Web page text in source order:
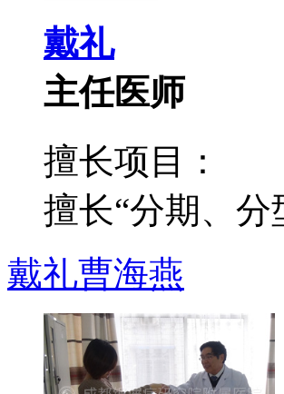
戴礼
主任医师
擅长项目：
擅长“分期、分
戴礼曹海燕